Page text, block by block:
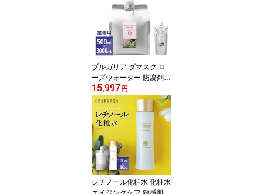
mL 300mL 500mL 1000
mL 3000mL 大容量 [ 頭
皮 髪 ヘアオイル ほほば
オイル ]
ブルガリア ダマスク ロ
ーズウォーター 防腐剤無
添加 化粧水 芳香蒸留水
ローズ水 ハーブウォータ
ー フローラルウォーター
500mL 1000mL 3L 大容
量 業務用 [ ダマスクロー
ズ アロマウォーター ]
15,997 円
レチノール化粧水 化粧水